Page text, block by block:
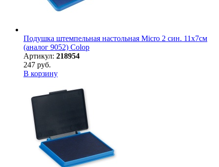
Подушка штемпельная настольная Micro 2 син. 11х7см
(аналог 9052) Colop
Артикул: 218954
247 руб.
В корзину